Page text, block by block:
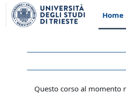
Vai al contenuto principale
Home
Questo corso al momento